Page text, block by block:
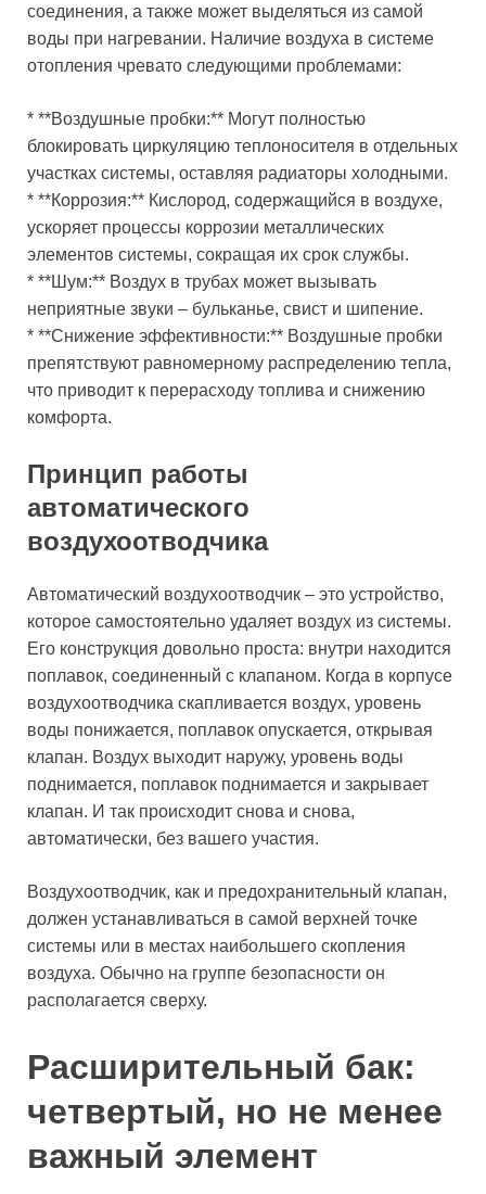
соединения, а также может выделяться из самой
воды при нагревании. Наличие воздуха в системе
отопления чревато следующими проблемами:
* **Воздушные пробки:** Могут полностью
блокировать циркуляцию теплоносителя в отдельных
участках системы, оставляя радиаторы холодными.
* **Коррозия:** Кислород, содержащийся в воздухе,
ускоряет процессы коррозии металлических
элементов системы, сокращая их срок службы.
* **Шум:** Воздух в трубах может вызывать
неприятные звуки – бульканье, свист и шипение.
* **Снижение эффективности:** Воздушные пробки
препятствуют равномерному распределению тепла,
что приводит к перерасходу топлива и снижению
комфорта.
Принцип работы
автоматического
воздухоотводчика
Автоматический воздухоотводчик – это устройство,
которое самостоятельно удаляет воздух из системы.
Его конструкция довольно проста: внутри находится
поплавок, соединенный с клапаном. Когда в корпусе
воздухоотводчика скапливается воздух, уровень
воды понижается, поплавок опускается, открывая
клапан. Воздух выходит наружу, уровень воды
поднимается, поплавок поднимается и закрывает
клапан. И так происходит снова и снова,
автоматически, без вашего участия.
Воздухоотводчик, как и предохранительный клапан,
должен устанавливаться в самой верхней точке
системы или в местах наибольшего скопления
воздуха. Обычно на группе безопасности он
располагается сверху.
Расширительный бак:
четвертый, но не менее
важный элемент